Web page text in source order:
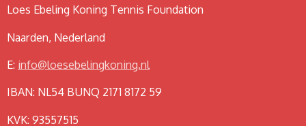
Loes Ebeling Koning Tennis Foundation
Naarden, Nederland
E: info@loesebelingkoning.nl
IBAN: NL54 BUNQ 2171 8172 59
KVK: 93557515